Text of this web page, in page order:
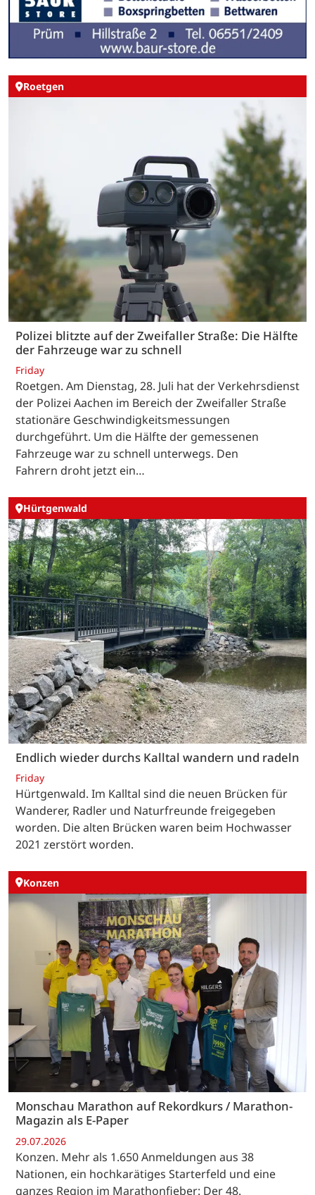
Roetgen
Polizei blitzte auf der Zweifaller Straße: Die Hälfte
der Fahrzeuge war zu schnell
Friday
Roetgen. Am Dienstag, 28. Juli hat der Verkehrsdienst
der Polizei Aachen im Bereich der Zweifaller Straße
stationäre Geschwindigkeitsmessungen
durchgeführt. Um die Hälfte der gemessenen
Fahrzeuge war zu schnell unterwegs. Den
Fahrern droht jetzt ein…
Hürtgenwald
Endlich wieder durchs Kalltal wandern und radeln
Friday
Hürtgenwald. Im Kalltal sind die neuen Brücken für
Wanderer, Radler und Naturfreunde freigegeben
worden. Die alten Brücken waren beim Hochwasser
2021 zerstört worden.
Konzen
Monschau Marathon auf Rekordkurs / Marathon-
Magazin als E-Paper
29.07.2026
Konzen. Mehr als 1.650 Anmeldungen aus 38
Nationen, ein hochkarätiges Starterfeld und eine
ganzes Region im Marathonfieber: Der 48.